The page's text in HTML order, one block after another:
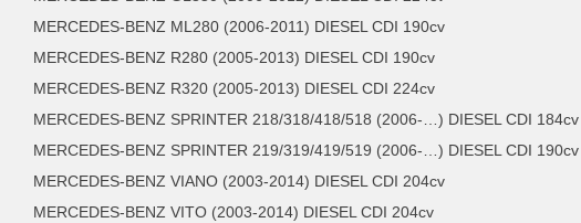
MERCEDES-BENZ ML280 (2006-2011) DIESEL CDI 190cv
MERCEDES-BENZ R280 (2005-2013) DIESEL CDI 190cv
MERCEDES-BENZ R320 (2005-2013) DIESEL CDI 224cv
MERCEDES-BENZ SPRINTER 218/318/418/518 (2006-…) DIESEL CDI 184cv
MERCEDES-BENZ SPRINTER 219/319/419/519 (2006-…) DIESEL CDI 190cv
MERCEDES-BENZ VIANO (2003-2014) DIESEL CDI 204cv
MERCEDES-BENZ VITO (2003-2014) DIESEL CDI 204cv